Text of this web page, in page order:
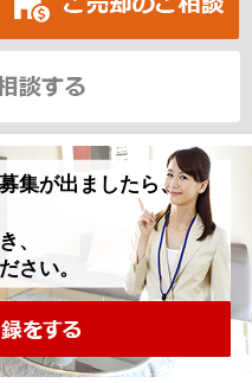
集が出ましたら、
、
さい。